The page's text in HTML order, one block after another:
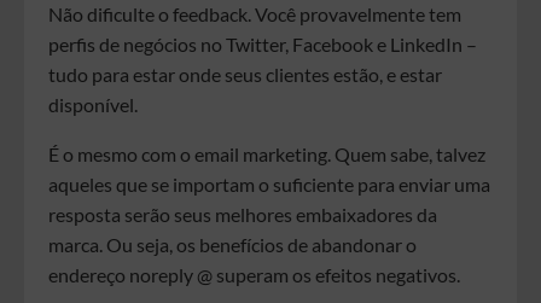
Não dificulte o feedback. Você provavelmente tem
perfis de negócios no Twitter, Facebook e LinkedIn –
tudo para estar onde seus clientes estão, e estar
disponível.
É o mesmo com o email marketing. Quem sabe, talvez
aqueles que se importam o suficiente para enviar uma
resposta serão seus melhores embaixadores da
marca. Ou seja, os benefícios de abandonar o
endereço noreply @ superam os efeitos negativos.